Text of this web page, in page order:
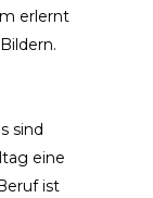
erlernt
sind
eine
ist